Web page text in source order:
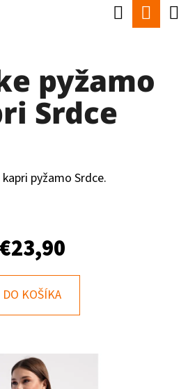
Hľadať
pyžamo
Srdce
pyžamo Srdce.
€23,90
DO KOŠÍKA